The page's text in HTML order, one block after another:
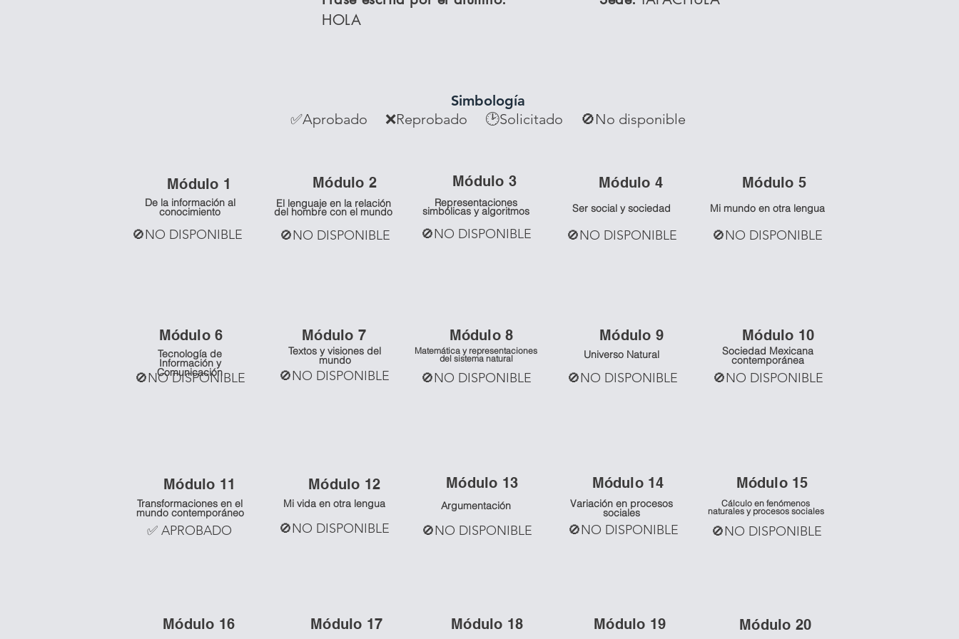
HOLA
Simbología
✅Aprobado ❌Reprobado 🕑Solicitado 🚫No disponible
De la información al
conocimiento
🚫NO DISPONIBLE
Módulo 1
El lenguaje en la relación
del hombre con el mundo
Módulo 2
🚫NO DISPONIBLE
Módulo 3
Representaciones
simbólicas y algoritmos
🚫NO DISPONIBLE
Módulo 4
Ser social y sociedad
🚫NO DISPONIBLE
Módulo 5
Mi mundo en otra lengua
🚫NO DISPONIBLE
Tecnología de
Información y
Comunicación
Módulo 6
🚫NO DISPONIBLE
Textos y visiones del
mundo
🚫NO DISPONIBLE
Módulo 7
Matemática y representaciones
del sistema natural
Módulo 8
🚫NO DISPONIBLE
Universo Natural
Módulo 9
🚫NO DISPONIBLE
Sociedad Mexicana
contemporánea
Módulo 10
🚫NO DISPONIBLE
Transformaciones en el
mundo contemporáneo
Módulo 11
✅ APROBADO
Mi vida en otra lengua
Módulo 12
🚫NO DISPONIBLE
Argumentación
Módulo 13
🚫NO DISPONIBLE
Variación en procesos
sociales
Módulo 14
🚫NO DISPONIBLE
Cálculo en fenómenos
naturales y procesos sociales
Módulo 15
🚫NO DISPONIBLE
Módulo 16 Módulo 17 Módulo 18 Módulo 19 Módulo 20